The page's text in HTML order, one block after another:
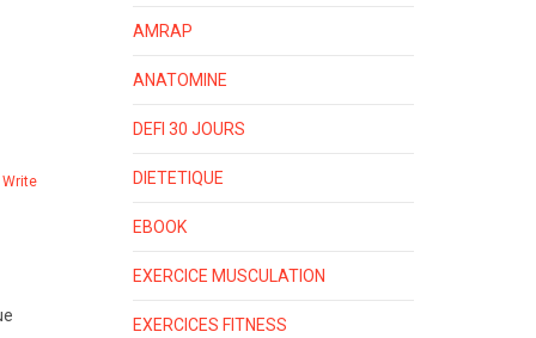
Write
AMRAP
ANATOMINE
DEFI 30 JOURS
DIETETIQUE
EBOOK
EXERCICE MUSCULATION
EXERCICES FITNESS